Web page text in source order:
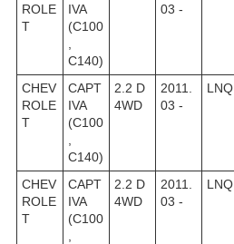
ROLE
T
IVA
(C100
C140)
03 -
CHEV
ROLE
T
CAPT
IVA
(C100
C140)
2.2 D
4WD
2011.
03 -
LNQ
CHEV
ROLE
T
CAPT
IVA
(C100
2.2 D
4WD
2011.
03 -
LNQ